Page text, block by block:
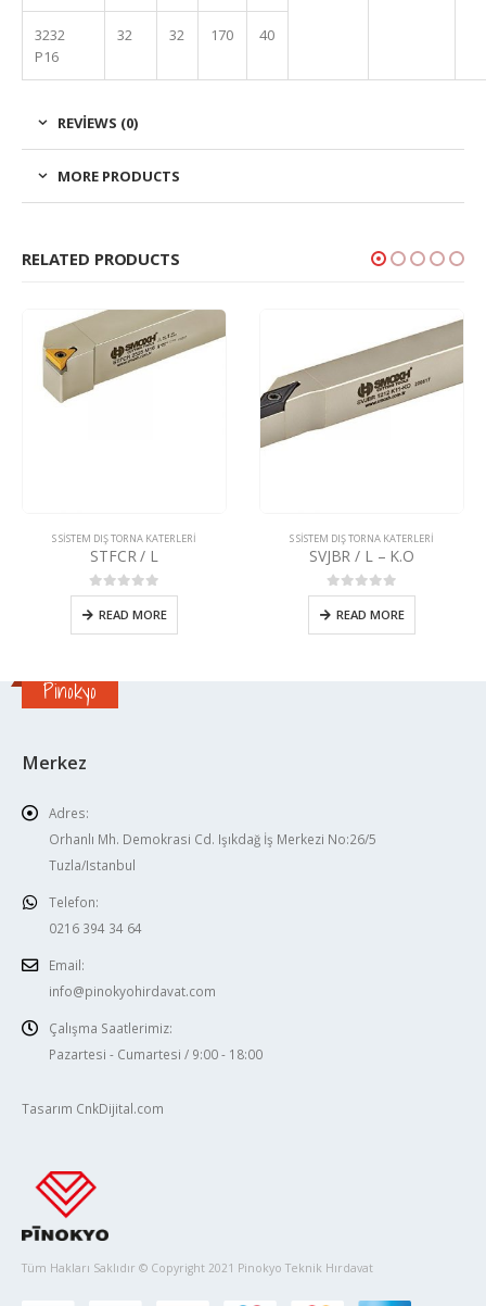
3232
P16
32 32 170 40
REVIEWS (0)
MORE PRODUCTS
RELATED PRODUCTS
DIŞ TORNA KATERLERI
5 üzerinden
READ MORE
S SISTEM DIŞ TORNA KATERLERI
SVJBR / L – K.O
5 üzerinden
READ MORE
Pinokyo
Merkez
Adres:
Orhanlı Mh. Demokrasi Cd. Işıkdağ İş Merkezi No:26/5
Tuzla/Istanbul
Telefon:
0216 394 34 64
Email:
info@pinokyohirdavat.com
Çalışma Saatlerimiz:
Pazartesi - Cumartesi / 9:00 - 18:00
Tasarım CnkDijital.com
Tüm Hakları Saklıdır © Copyright 2021 Pinokyo Teknik Hırdavat